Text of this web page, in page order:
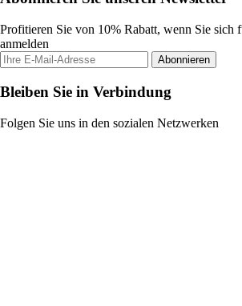
Profitieren Sie von 10% Rabatt, wenn Sie sich
anmelden
Abonnieren
Bleiben Sie in Verbindung
Folgen Sie uns in den sozialen Netzwerken